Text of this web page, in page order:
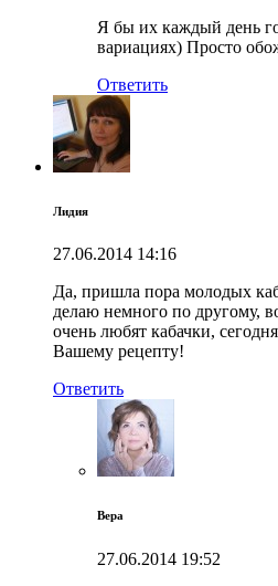
Я бы их каждый день
вариациях) Просто
Ответить
Лидия
27.06.2014 14:16
Да, пришла пора молодых
делаю немного по другому,
очень любят кабачки,
Вашему рецепту!
Ответить
Вера
27.06.2014 19:52